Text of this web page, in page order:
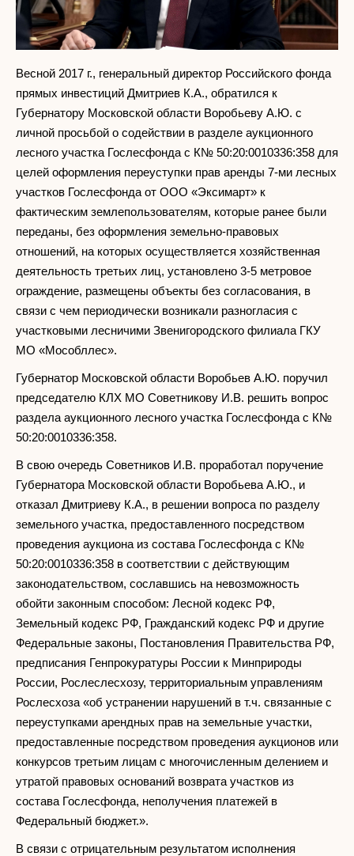
Весной 2017 г., генеральный директор Российского фонда
прямых инвестиций Дмитриев К.А., обратился к
Губернатору Московской области Воробьеву А.Ю. с
личной просьбой о содействии в разделе аукционного
лесного участка Гослесфонда с К№ 50:20:0010336:358 для
целей оформления переуступки прав аренды 7-ми лесных
участков Гослесфонда от ООО «Эксимарт» к
фактическим землепользователям, которые ранее были
переданы, без оформления земельно-правовых
отношений, на которых осуществляется хозяйственная
деятельность третьих лиц, установлено 3-5 метровое
ограждение, размещены объекты без согласования, в
связи с чем периодически возникали разногласия с
участковыми лесничими Звенигородского филиала ГКУ
МО «Мособллес».
Губернатор Московской области Воробьев А.Ю. поручил
председателю КЛХ МО Советникову И.В. решить вопрос
раздела аукционного лесного участка Гослесфонда с К№
50:20:0010336:358.
В свою очередь Советников И.В. проработал поручение
Губернатора Московской области Воробьева А.Ю., и
отказал Дмитриеву К.А., в решении вопроса по разделу
земельного участка, предоставленного посредством
проведения аукциона из состава Гослесфонда с К№
50:20:0010336:358 в соответствии с действующим
законодательством, сославшись на невозможность
обойти законным способом: Лесной кодекс РФ,
Земельный кодекс РФ, Гражданский кодекс РФ и другие
Федеральные законы, Постановления Правительства РФ,
предписания Генпрокуратуры России к Минприроды
России, Рослеслесхозу, территориальным управлениям
Рослесхоза «об устранении нарушений в т.ч. связанные с
переуступками арендных прав на земельные участки,
предоставленные посредством проведения аукционов или
конкурсов третьим лицам с многочисленным делением и
утратой правовых оснований возврата участков из
состава Гослесфонда, неполучения платежей в
Федеральный бюджет.».
В связи с отрицательным результатом исполнения